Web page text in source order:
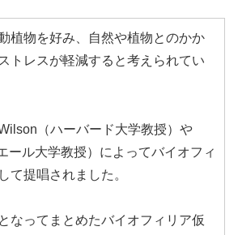
植物を好み、自然や植物とのかか
トレスが軽減すると考えられてい
（ハーバード大学教授）や
ール大学教授）によってバイオフィ
て提唱されました。
なってまとめたバイオフィリア仮